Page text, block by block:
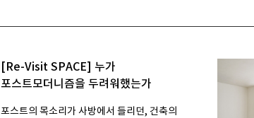
[Re-Visit SPACE] 누가
포스트모더니즘을 두려워했는가
포스트의 목소리가 사방에서 들리던, 건축의